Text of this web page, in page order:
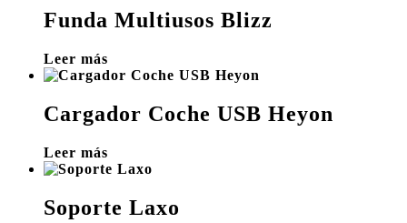
Funda Multiusos Blizz
Leer más
Cargador Coche USB Heyon
Leer más
Soporte Laxo